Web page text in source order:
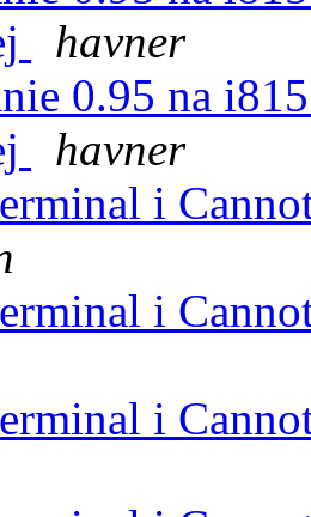
havner
0.95 na
havner
i
i
i